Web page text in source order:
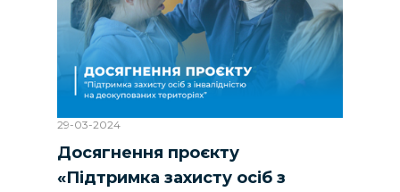
29-03-2024
Досягнення проєкту
«Підтримка захисту осіб з